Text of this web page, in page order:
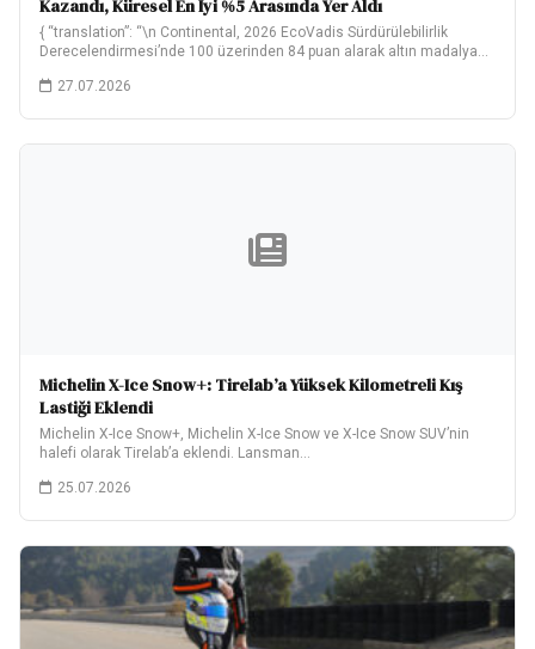
Kazandı, Küresel En İyi %5 Arasında Yer Aldı
{ “translation”: “\n Continental, 2026 EcoVadis Sürdürülebilirlik
Derecelendirmesi’nde 100 üzerinden 84 puan alarak altın madalya…
27.07.2026
Michelin X-Ice Snow+: Tirelab’a Yüksek Kilometreli Kış
Lastiği Eklendi
Michelin X-Ice Snow+, Michelin X-Ice Snow ve X-Ice Snow SUV’nin
halefi olarak Tirelab’a eklendi. Lansman…
25.07.2026